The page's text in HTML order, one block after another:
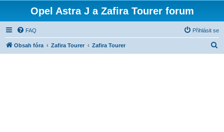
Opel Astra J a Zafira Tourer forum
FAQ Přihlásit se
Obsah fóra Zafira Tourer Zafira Tourer